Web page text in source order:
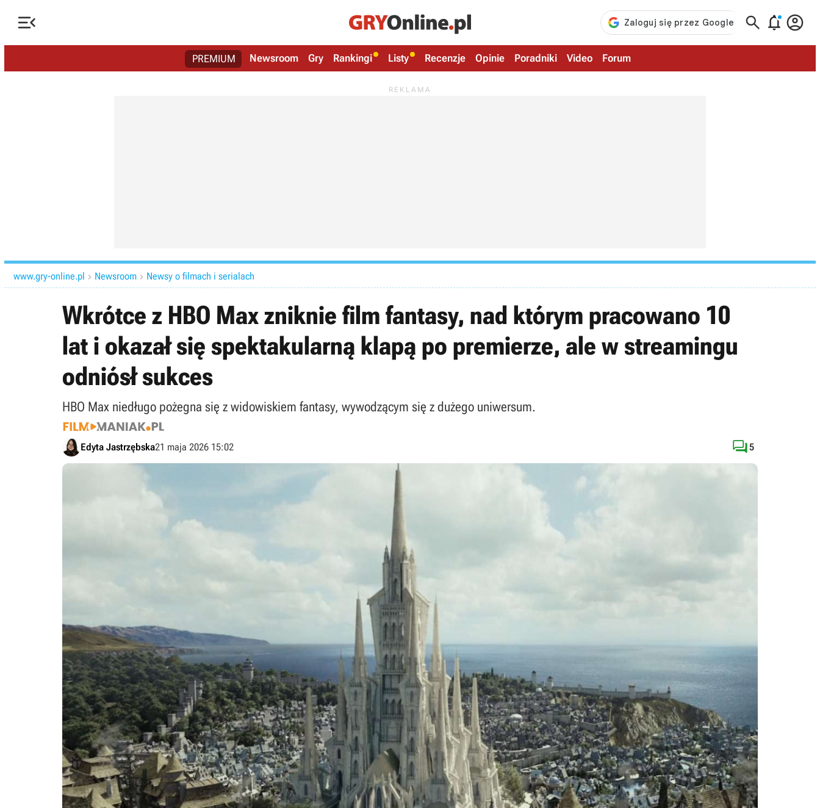
   
PREMIUM Newsroom Gry Rankingi Listy Recenzje Opinie Poradniki Video Forum
www.gry-online.pl  Newsroom  Newsy o filmach i serialach
Wkrótce z HBO Max zniknie film fantasy, nad którym pracowano 10
lat i okazał się spektakularną klapą po premierze, ale w streamingu
odniósł sukces
HBO Max niedługo pożegna się z widowiskiem fantasy, wywodzącym się z dużego uniwersum.
Edyta Jastrzębska21 maja 2026 15:02 5